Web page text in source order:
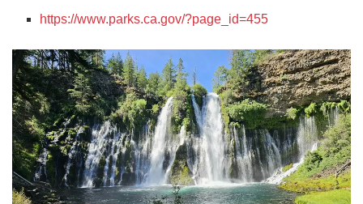
https://www.parks.ca.gov/?page_id=455